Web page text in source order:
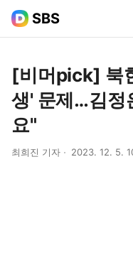
SBS
[비머pick] 북
생' 문제…김정
요"
최희진 기자 2023. 12. 5.